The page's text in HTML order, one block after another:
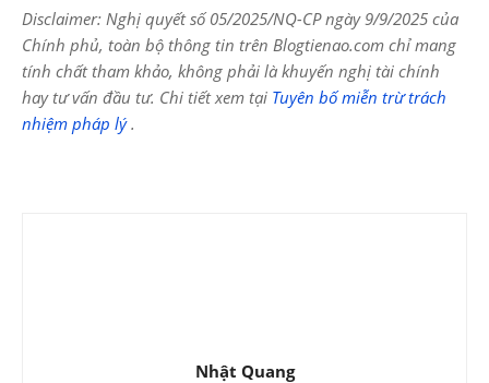
Disclaimer: Nghị quyết số 05/2025/NQ-CP ngày 9/9/2025 của
Chính phủ, toàn bộ thông tin trên Blogtienao.com chỉ mang
tính chất tham khảo, không phải là khuyến nghị tài chính
hay tư vấn đầu tư. Chi tiết xem tại Tuyên bố miễn trừ trách
nhiệm pháp lý.
Nhật Quang